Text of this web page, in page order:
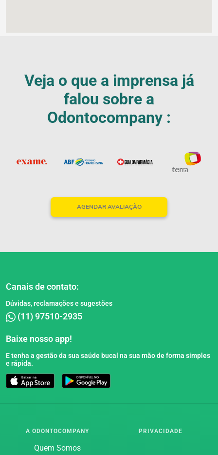
Blog
Veja o que a imprensa já
falou sobre a
Odontocompany :
AGENDAR AVALIAÇÃO
Canais de contato:
Dúvidas, reclamações e sugestões
(11) 97510-2935
Baixe nosso app!
E tenha a gestão da sua saúde bucal na sua mão de forma simples
e rápida.
A ODONTOCOMPANY
Quem Somos
PRIVACIDADE